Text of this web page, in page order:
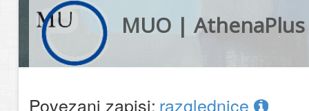
MUO | AthenaPlus
Povezani zapisi: razglednice